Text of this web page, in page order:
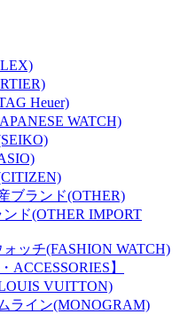
Heuer)
WATCH)
ブランド(OTHER)
ド(OTHER IMPORT
ッチ(FASHION WATCH)
ACCESSORIES】
VUITTON)
ライン(MONOGRAM)